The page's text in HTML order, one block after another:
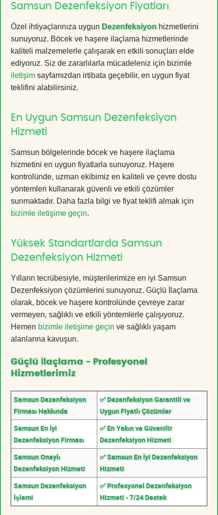
Samsun Dezenfeksiyon Fiyatları
Özel ihtiyaçlarınıza uygun Dezenfeksiyon hizmetlerini
sunuyoruz. Böcek ve haşere ilaçlama hizmetlerinde
kaliteli malzemelerle çalışarak en etkili sonuçları elde
ediyoruz. Siz de zararlılarla mücadeleniz için bizimle
iletişim sayfamızdan irtibata geçebilir, en uygun fiyat
teklifini alabilirsiniz.
En Uygun Samsun Dezenfeksiyon
Hizmeti
Samsun bölgelerinde böcek ve haşere ilaçlama
hizmetini en uygun fiyatlarla sunuyoruz. Haşere
kontrolünde, uzman ekibimiz en kaliteli ve çevre dostu
yöntemleri kullanarak güvenli ve etkili çözümler
sunmaktadır. Daha fazla bilgi ve fiyat teklifi almak için
bizimle iletişime geçin.
Yüksek Standartlarda Samsun
Dezenfeksiyon Hizmeti
Yılların tecrübesiyle, müşterilerimize en iyi Samsun
Dezenfeksiyon çözümlerini sunuyoruz. Güçlü İlaçlama
olarak, böcek ve haşere kontrolünde çevreye zarar
vermeyen, sağlıklı ve etkili yöntemlerle çalışıyoruz.
Hemen bizimle iletişime geçin ve sağlıklı yaşam
alanlarına kavuşun.
Güçlü İlaçlama - Profesyonel
Hizmetlerimiz
Samsun Dezenfeksiyon
Firması Hakkında
✅ Dezenfeksiyon Garantili ve
Uygun Fiyatlı Çözümler
Samsun En İyi
Dezenfeksiyon Firması
✅ En Yakın ve Güvenilir
Dezenfeksiyon Hizmeti
Samsun Onaylı
Dezenfeksiyon Hizmeti
✅ Samsun En İyi Dezenfeksiyon
Hizmeti
Samsun Dezenfeksiyon
İşlemi
✅ Profesyonel Dezenfeksiyon
Hizmeti - 7/24 Destek